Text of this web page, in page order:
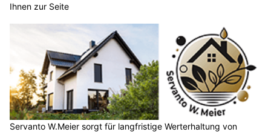
Ihnen zur Seite
Servanto W.Meier sorgt für langfristige Werterhaltung von